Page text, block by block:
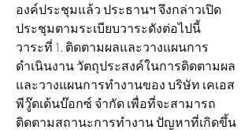
องค์ประชุมแล้ว ประธานฯ จึงกล่าวเปิด
ประชุมตามระเบียบวาระดังต่อไปนี้
วาระที่ 1. ติดตามผลและวางแผนการ
ดำเนินงาน วัตถุประสงค์ในการติดตามผล
และวางแผนการทำงานของ บริษัท เคเอส
พีวู๊ดเด้นบ๊อกซ์ จำกัด เพื่อที่จะสามารถ
ติดตามสถานะการทำงาน ปัญหาที่เกิดขึ้น